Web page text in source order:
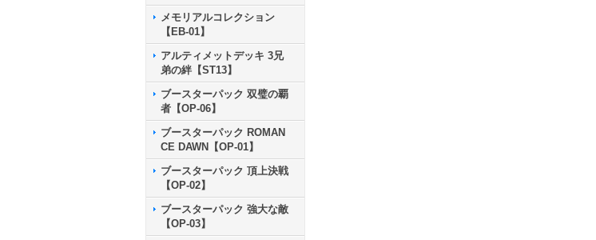
メモリアルコレクション
【EB-01】
アルティメットデッキ 3兄
弟の絆【ST13】
ブースターパック 双璧の覇
者【OP-06】
ブースターパック ROMAN
CE DAWN【OP-01】
ブースターパック 頂上決戦
【OP-02】
ブースターパック 強大な敵
【OP-03】